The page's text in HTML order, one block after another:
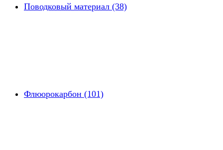
Поводковый материал (38)
Флюорокарбон (101)